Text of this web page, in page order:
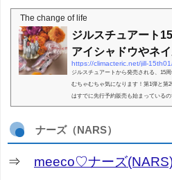
The change of life
ジルスチュアート
アイシャドウやネ
https://climacteric.net/jill-
ジルスチュアートから発売される、15
むちゃむちゃ気になります！第1弾と第
はすでに先行予約販売も始まっている
周年コスメ【...
ナーズ（NARS）
⇒ meeco♡ナーズ